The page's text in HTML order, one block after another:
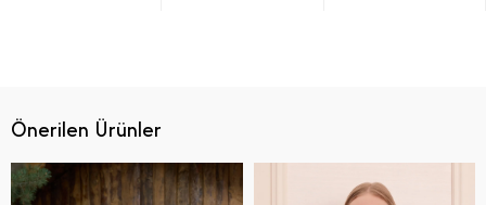
Önerilen Ürünler